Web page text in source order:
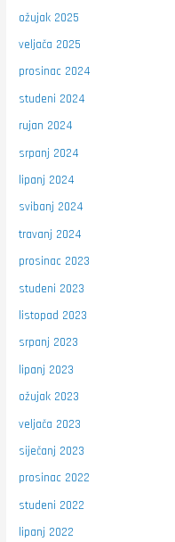
ožujak 2025
veljača 2025
prosinac 2024
studeni 2024
rujan 2024
srpanj 2024
lipanj 2024
svibanj 2024
travanj 2024
prosinac 2023
studeni 2023
listopad 2023
srpanj 2023
lipanj 2023
ožujak 2023
veljača 2023
siječanj 2023
prosinac 2022
studeni 2022
lipanj 2022